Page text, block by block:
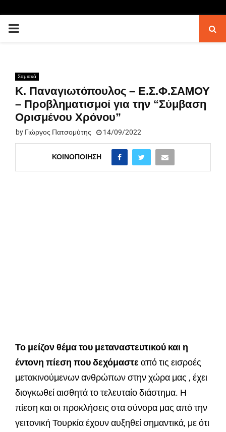
PRIMARY
Σαμιακά
Κ. Παναγιωτόπουλος – Ε.Σ.Φ.ΣΑΜΟΥ
– Προβληματισμοί για την “Σύμβαση
Ορισμένου Χρόνου”
by Γιώργος Πατσομύτης 14/09/2022
ΚΟΙΝΟΠΟΊΗΣΗ
Το μείζον θέμα του μεταναστευτικού και η
έντονη πίεση που δεχόμαστε από τις εισροές
μετακινούμενων ανθρώπων στην χώρα μας , έχει
διογκωθεί αισθητά το τελευταίο διάστημα. Η
πίεση και οι προκλήσεις στα σύνορα μας από την
γειτονική Τουρκία έχουν αυξηθεί σημαντικά, με ότι